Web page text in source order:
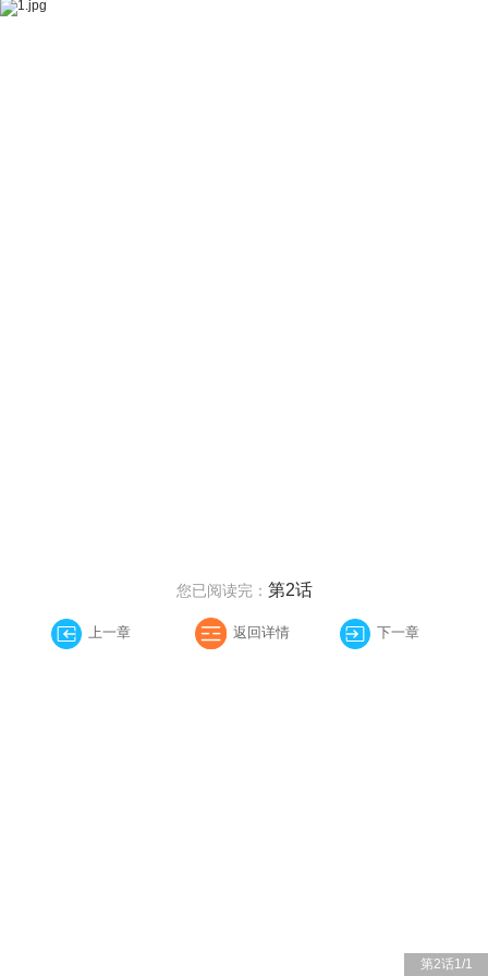
第2话1/1
您已阅读完： 第2话
上一章 返回详情 下一章